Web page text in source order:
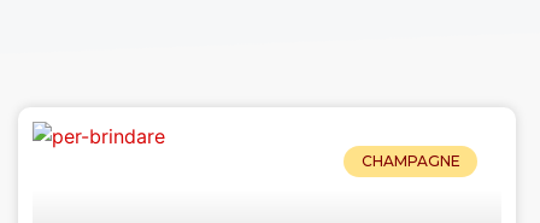
CHAMPAGNE